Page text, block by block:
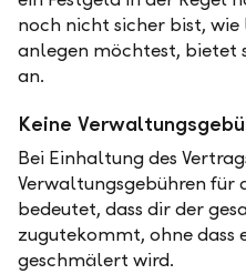
noch nicht sicher bist,
anlegen möchtest, bietet
an.
Keine
Bei Einhaltung des
Verwaltungsgebühren für
bedeutet, dass dir der
zugutekommt, ohne dass
geschmälert wird.